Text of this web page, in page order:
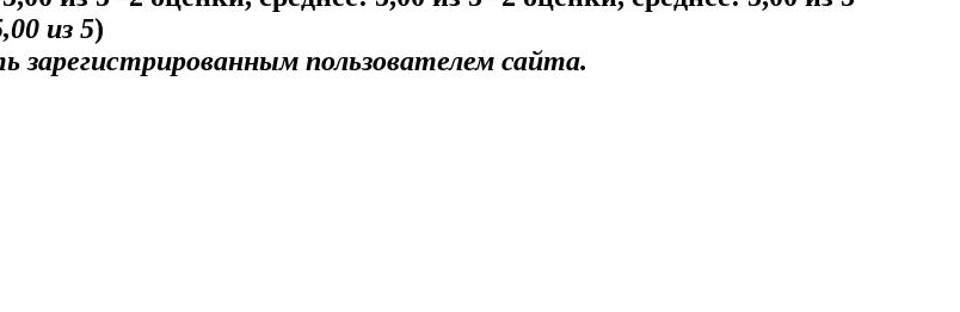
из 5)
пользователем сайта.